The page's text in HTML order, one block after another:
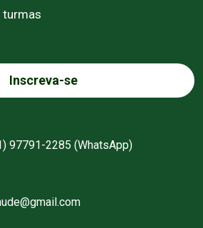
turmas
Inscreva-se
97791-2285 (WhatsApp)